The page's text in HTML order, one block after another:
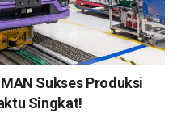
Sukses Produksi
Singkat!